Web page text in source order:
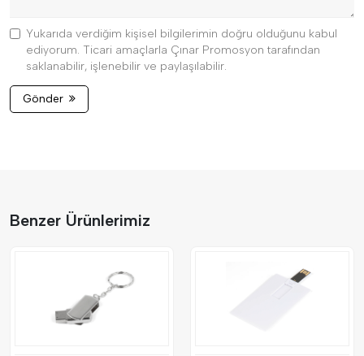
Yukarıda verdiğim kişisel bilgilerimin doğru olduğunu kabul
ediyorum. Ticari amaçlarla Çınar Promosyon tarafından
saklanabilir, işlenebilir ve paylaşılabilir.
Gönder
Benzer Ürünlerimiz